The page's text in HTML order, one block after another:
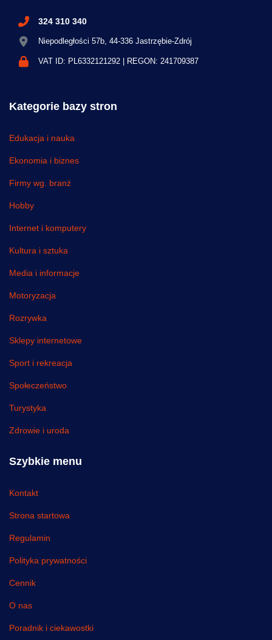
324 310 340
Niepodległości 57b, 44-336 Jastrzębie-Zdrój
VAT ID: PL6332121292 | REGON: 241709387
Kategorie bazy stron
Edukacja i nauka
Ekonomia i biznes
Firmy wg. branż
Hobby
Internet i komputery
Kultura i sztuka
Media i informacje
Motoryzacja
Rozrywka
Sklepy internetowe
Sport i rekreacja
Społeczeństwo
Turystyka
Zdrowie i uroda
Szybkie menu
Kontakt
Strona startowa
Regulamin
Polityka prywatności
Cennik
O nas
Poradnik i ciekawostki